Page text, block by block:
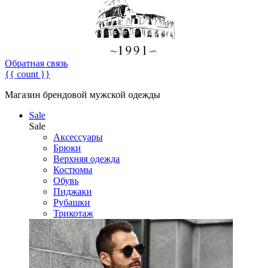
Обратная связь
{{ count }}
Магазин брендовой мужской одежды
Sale
Sale
Аксессуары
Брюки
Верхняя одежда
Костюмы
Обувь
Пиджаки
Рубашки
Трикотаж